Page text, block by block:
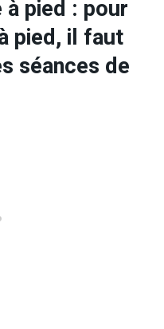
pied : pour
pied, il faut
séances de